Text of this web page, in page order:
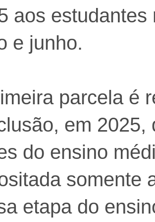
aos estudantes
e junho.
parcela é
em 2025,
do ensino
somente
etapa do